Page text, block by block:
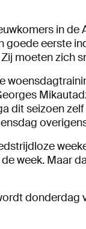
in de
goede eerste
moeten zich
dit seizoen
week. Maar